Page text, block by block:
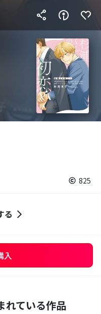
825
る
入
れている作品